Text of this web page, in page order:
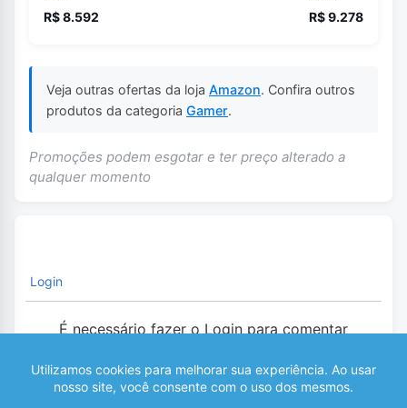
R$ 8.592 R$ 9.278
Veja outras ofertas da loja Amazon. Confira outros
produtos da categoria Gamer.
Promoções podem esgotar e ter preço alterado a
qualquer momento
Login
É necessário fazer o Login para comentar
0 COMENTÁRIOS